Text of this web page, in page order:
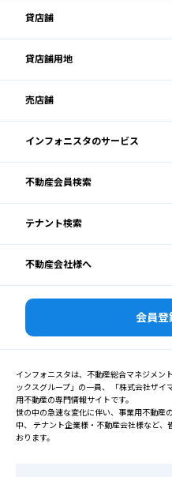
貸店舗
貸店舗用地
売店舗
インフォニスタのサービス
不動産会員検索
テナント検索
不動産会社様へ
会員登
インフォニスタは、不動産総合マネジメン
ックスグループ」の一員、 「株式会社ザ
用不動産の専門情報サイトです。
世の中の急速な変化に伴い、事業用不動産
中、 テナント企業様・不動産会社様など、
おります。